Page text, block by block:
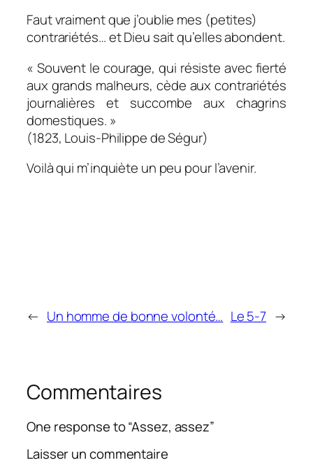
Faut vraiment que j’oublie mes (petites)
contrariétés… et Dieu sait qu’elles abondent.
« Souvent le courage, qui résiste avec fierté
aux grands malheurs, cède aux contrariétés
journalières et succombe aux chagrins
domestiques. »
(1823, Louis-Philippe de Ségur)
Voilà qui m’inquiète un peu pour l’avenir.
← Un homme de bonne volonté… Le 5-7 →
Commentaires
One response to “Assez, assez”
Laisser un commentaire